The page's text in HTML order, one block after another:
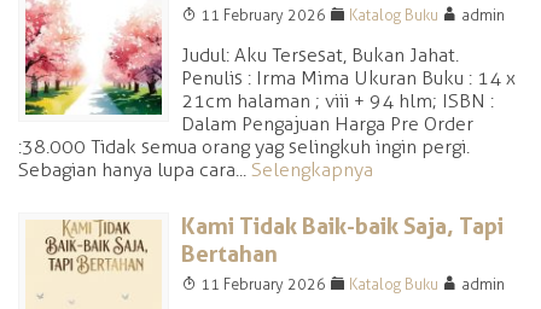
T 11 February 2026 F Katalog Buku A admin
Judul: Aku Tersesat, Bukan Jahat.
Penulis : Irma Mima Ukuran Buku : 14 x
21cm halaman ; viii + 94 hlm; ISBN :
Dalam Pengajuan Harga Pre Order
:38.000 Tidak semua orang yag selingkuh ingin pergi.
Sebagian hanya lupa cara... Selengkapnya
Kami Tidak Baik-baik Saja, Tapi
Bertahan
T 11 February 2026 F Katalog Buku A admin